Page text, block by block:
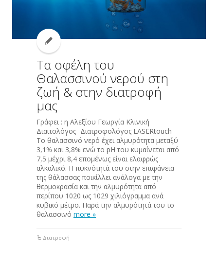
Τα οφέλη του
Θαλασσινού νερού στη
ζωή & στην διατροφή
μας
Γράφει : η Αλεξίου Γεωργία Κλινική
Διαιτολόγος- Διατροφολόγος LASERtouch
Το θαλασσινό νερό έχει αλμυρότητα μεταξύ
3,1% και 3,8% ενώ το pH του κυμαίνεται από
7,5 μέχρι 8,4 επομένως είναι ελαφρώς
αλκαλικό. Η πυκνότητά του στην επιφάνεια
της θάλασσας ποικίλλει ανάλογα με την
θερμοκρασία και την αλμυρότητα από
περίπου 1020 ως 1029 χιλιόγραμμα ανά
κυβικό μέτρο. Παρά την αλμυρότητά του το
θαλασσινό more »
Διατροφή